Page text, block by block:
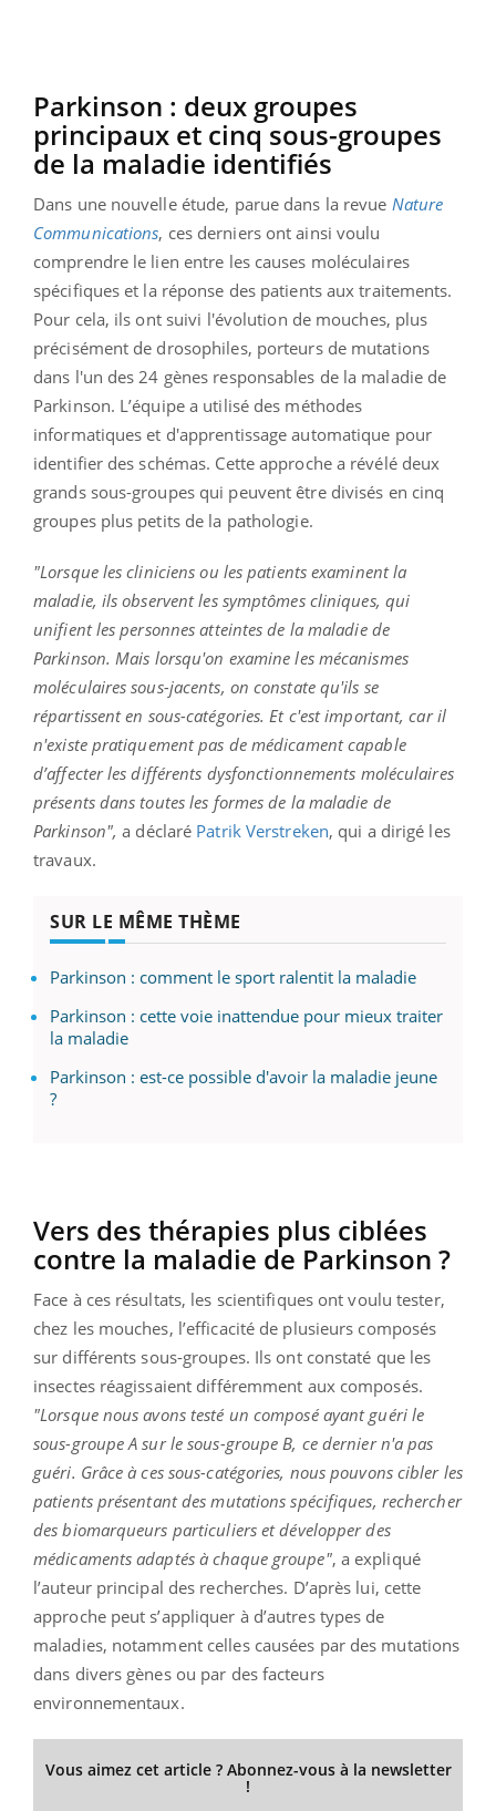
Parkinson : deux groupes
principaux et cinq sous-groupes
de la maladie identifiés
Dans une nouvelle étude, parue dans la revue Nature
Communications, ces derniers ont ainsi voulu
comprendre le lien entre les causes moléculaires
spécifiques et la réponse des patients aux traitements.
Pour cela, ils ont suivi l'évolution de mouches, plus
précisément de drosophiles, porteurs de mutations
dans l'un des 24 gènes responsables de la maladie de
Parkinson. L’équipe a utilisé des méthodes
informatiques et d'apprentissage automatique pour
identifier des schémas. Cette approche a révélé deux
grands sous-groupes qui peuvent être divisés en cinq
groupes plus petits de la pathologie.
"Lorsque les cliniciens ou les patients examinent la
maladie, ils observent les symptômes cliniques, qui
unifient les personnes atteintes de la maladie de
Parkinson. Mais lorsqu'on examine les mécanismes
moléculaires sous-jacents, on constate qu'ils se
répartissent en sous-catégories. Et c'est important, car il
n'existe pratiquement pas de médicament capable
d’affecter les différents dysfonctionnements moléculaires
présents dans toutes les formes de la maladie de
Parkinson", a déclaré Patrik Verstreken, qui a dirigé les
travaux.
SUR LE MÊME THÈME
Parkinson : comment le sport ralentit la maladie
Parkinson : cette voie inattendue pour mieux traiter
la maladie
Parkinson : est-ce possible d'avoir la maladie jeune
?
Vers des thérapies plus ciblées
contre la maladie de Parkinson ?
Face à ces résultats, les scientifiques ont voulu tester,
chez les mouches, l’efficacité de plusieurs composés
sur différents sous-groupes. Ils ont constaté que les
insectes réagissaient différemment aux composés.
"Lorsque nous avons testé un composé ayant guéri le
sous-groupe A sur le sous-groupe B, ce dernier n'a pas
guéri. Grâce à ces sous-catégories, nous pouvons cibler les
patients présentant des mutations spécifiques, rechercher
des biomarqueurs particuliers et développer des
médicaments adaptés à chaque groupe", a expliqué
l’auteur principal des recherches. D’après lui, cette
approche peut s’appliquer à d’autres types de
maladies, notamment celles causées par des mutations
dans divers gènes ou par des facteurs
environnementaux.
Vous aimez cet article ? Abonnez-vous à la newsletter
!